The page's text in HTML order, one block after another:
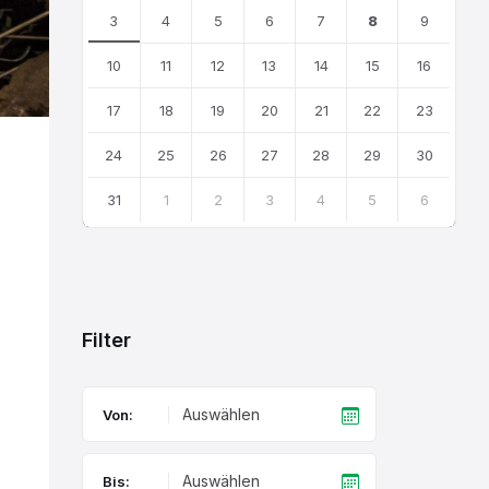
3 4 5 6 7 8 9
10 11 12 13 14 15 16
17 18 19 20 21 22 23
24 25 26 27 28 29 30
31 1 2 3 4 5 6
Filter
Von:
Bis: